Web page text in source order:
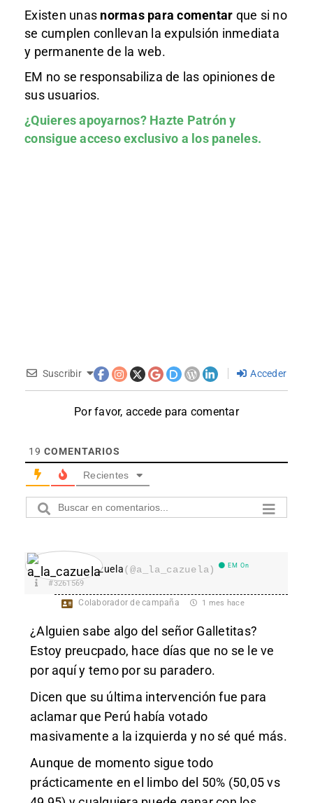
Existen unas normas para comentar que si no
se cumplen conllevan la expulsión inmediata
y permanente de la web.
EM no se responsabiliza de las opiniones de
sus usuarios.
¿Quieres apoyarnos? Hazte Patróny
consigue acceso exclusivo a los paneles.
Suscribir Acceder
Por favor, accede para comentar
19 COMENTARIOS
Recientes
a_la_cazuela(@a_la_cazuela) EM On
#3261569
Colaborador de campaña 1 mes hace
¿Alguien sabe algo del señor Galletitas?
Estoy preucpado, hace días que no se le ve
por aquí y temo por su paradero.
Dicen que su última intervención fue para
aclamar que Perú había votado
masivamente a la izquierda y no sé qué más.
Aunque de momento sigue todo
prácticamente en el limbo del 50% (50,05 vs